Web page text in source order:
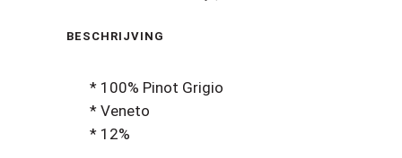
Blush
quantity
BESCHRIJVING
* 100% Pinot Grigio
* Veneto
* 12%